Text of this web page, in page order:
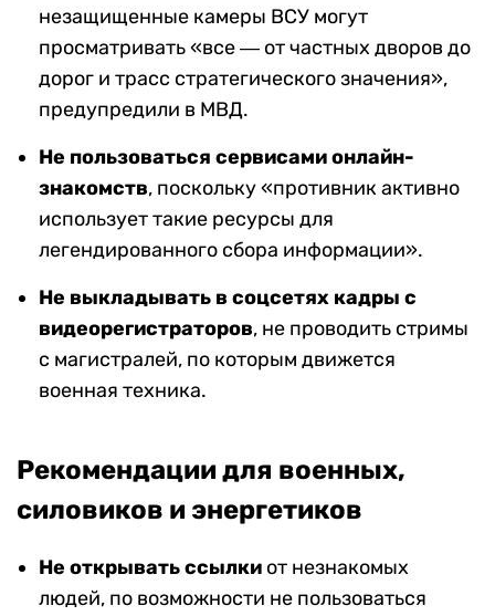
незащищенные камеры ВСУ могут
просматривать «все ― от частных дворов до
дорог и трасс стратегического значения»,
предупредили в МВД.
Не пользоваться сервисами онлайн-
знакомств, поскольку «противник активно
использует такие ресурсы для
легендированного сбора информации».
Не выкладывать в соцсетях кадры с
видеорегистраторов, не проводить стримы
с магистралей, по которым движется
военная техника.
Рекомендации для военных,
силовиков и энергетиков
Не открывать ссылки от незнакомых
людей, по возможности не пользоваться